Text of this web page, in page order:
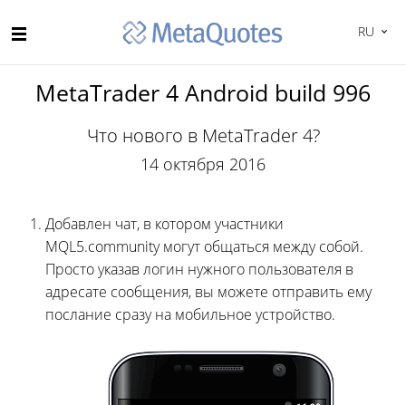
RU
MetaTrader 4 Android build 996
Что нового в MetaTrader 4?
14 октября 2016
Добавлен чат, в котором участники
MQL5.community могут общаться между собой.
Просто указав логин нужного пользователя в
адресате сообщения, вы можете отправить ему
послание сразу на мобильное устройство.